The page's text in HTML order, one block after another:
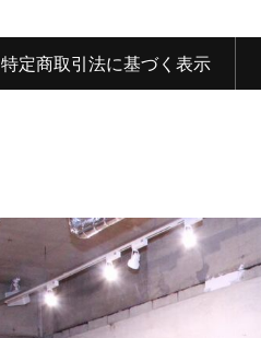
特定商取引法に基づく表示